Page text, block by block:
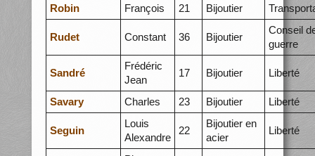
Robin François 21 Bijoutier
Rudet Constant 36 Bijoutier
Conseil
guerre
Sandré
Frédéric
Jean
17 Bijoutier Liberté
Savary Charles 23 Bijoutier Liberté
Seguin
Louis
Alexandre
22
Bijoutier en
acier
Liberté